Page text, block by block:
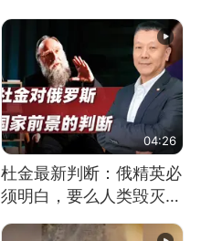
04:26
杜金最新判断：俄精英必
须明白，要么人类毁灭，
要么俄毁灭